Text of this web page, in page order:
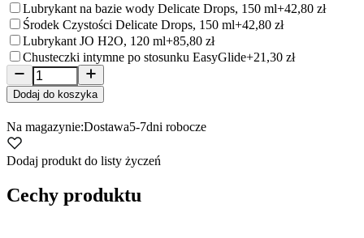
Lubrykant na bazie wody Delicate Drops, 150 ml+42,80 zł
Środek Czystości Delicate Drops, 150 ml+42,80 zł
Lubrykant JO H2O, 120 ml+85,80 zł
Chusteczki intymne po stosunku EasyGlide+21,30 zł
Dodaj do koszyka
Na magazynie:Dostawa5-7dni robocze
Dodaj produkt do listy życzeń
Cechy produktu